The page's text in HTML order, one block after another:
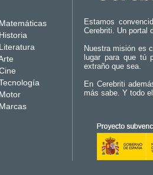
Matemáticas
Historia
Literatura
Motor
Marcas
Estamos
Cerebriti. Un portal
Nuestra misión es
lugar para que tú
extraño que sea.
En Cerebriti
más sabe. Y todo